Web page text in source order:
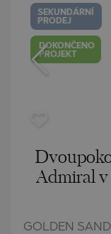
SEKUNDÁRNÍ
PRODEJ
DOKONČENO
PROJEKT
Admiral
GOLDEN